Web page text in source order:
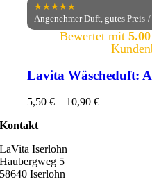
★★★★★
Angenehmer Duft, gutes
Bewertet mit 5.00
Lavita Wäscheduft:
5,50€ – 10,90€
Kontakt
LaVita Iserlohn
Haubergweg 5
58640 Iserlohn